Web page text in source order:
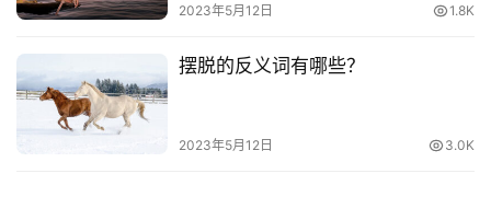
2023年5月12日 1.8K
摆脱的反义词有哪些？
2023年5月12日 3.0K